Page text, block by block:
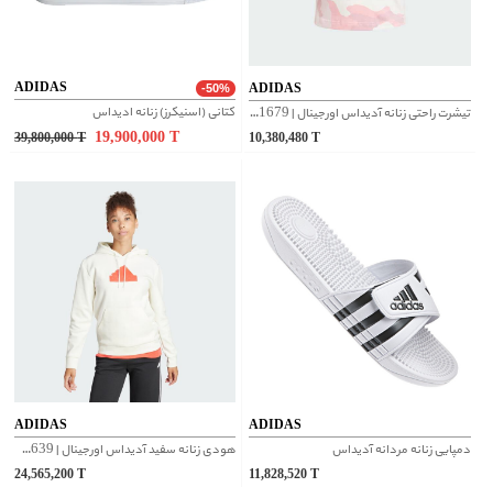
ADIDAS -50%
کتانی (اسنیکرز) زنانه ادیداس
39,800,000 T 19,900,000
ADIDAS
تیشرت راحتی زنانه آدیداس اورجینال | IY1679
10,380,480
ADIDAS
هودی زنانه سفید آدیداس اورجینال | IS3639
24,565,200
ADIDAS
دمپایی زنانه مردانه آدیداس
11,828,520